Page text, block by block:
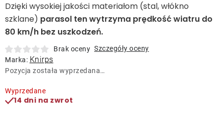
Produkty gastronomiczne
Kolekcja
Markowane marki
Dzięki wysokiej jakości materiałom (stal, włókno
szklane) parasol ten wytrzyma prędkość wiatru do
80 km/h bez uszkodzeń.
Brak oceny Szczegóły oceny
Marka: Knirps
Pozycja została wyprzedana…
Wyprzedane
14 dni na zwrot